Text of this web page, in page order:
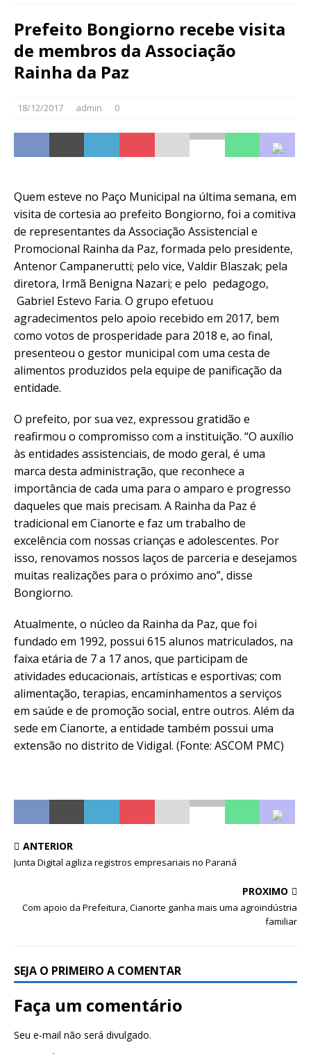
Prefeito Bongiorno recebe visita
de membros da Associação
Rainha da Paz
18/12/2017 admin 0
Quem esteve no Paço Municipal na última semana, em
visita de cortesia ao prefeito Bongiorno, foi a comitiva
de representantes da Associação Assistencial e
Promocional Rainha da Paz, formada pelo presidente,
Antenor Campanerutti; pelo vice, Valdir Blaszak; pela
diretora, Irmã Benigna Nazari; e pelo pedagogo,
Gabriel Estevo Faria. O grupo efetuou
agradecimentos pelo apoio recebido em 2017, bem
como votos de prosperidade para 2018 e, ao final,
presenteou o gestor municipal com uma cesta de
alimentos produzidos pela equipe de panificação da
entidade.
O prefeito, por sua vez, expressou gratidão e
reafirmou o compromisso com a instituição. “O auxílio
às entidades assistenciais, de modo geral, é uma
marca desta administração, que reconhece a
importância de cada uma para o amparo e progresso
daqueles que mais precisam. A Rainha da Paz é
tradicional em Cianorte e faz um trabalho de
excelência com nossas crianças e adolescentes. Por
isso, renovamos nossos laços de parceria e desejamos
muitas realizações para o próximo ano”, disse
Bongiorno.
Atualmente, o núcleo da Rainha da Paz, que foi
fundado em 1992, possui 615 alunos matriculados, na
faixa etária de 7 a 17 anos, que participam de
atividades educacionais, artísticas e esportivas; com
alimentação, terapias, encaminhamentos a serviços
em saúde e de promoção social, entre outros. Além da
sede em Cianorte, a entidade também possui uma
extensão no distrito de Vidigal. (Fonte: ASCOM PMC)
ANTERIOR
Junta Digital agiliza registros empresariais no Paraná
PRÓXIMO
Com apoio da Prefeitura, Cianorte ganha mais uma agroindústria
familiar
SEJA O PRIMEIRO A COMENTAR
Faça um comentário
Seu e-mail não será divulgado.